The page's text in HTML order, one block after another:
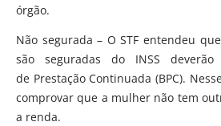
órgão.
Não segurada – O STF entendeu
são seguradas do INSS
de Prestação Continuada (BPC).
comprovar que a mulher não tem
a renda.